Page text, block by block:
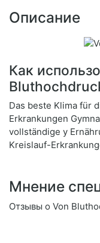
Описание
Как
Das beste Klima für
Erkrankungen
vollständige у
Kreislauf-
Мнение
Отзывы о Von